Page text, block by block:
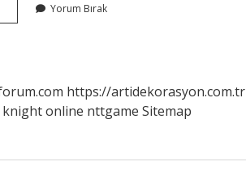
Ne
Yorum Bırak
https://artidekorasyon.com.tr
knight online nttgame Sitemap